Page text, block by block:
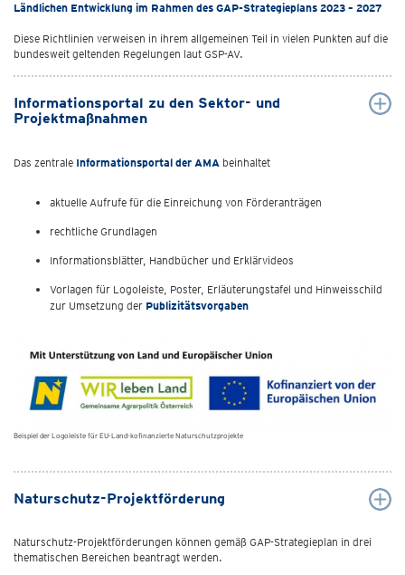
Ländlichen Entwicklung im Rahmen des GAP-Strategieplans 2023 – 2027
Diese Richtlinien verweisen in ihrem allgemeinen Teil in vielen Punkten auf die
bundesweit geltenden Regelungen laut GSP-AV.
Informationsportal zu den Sektor- und
Projektmaßnahmen
Das zentrale Informationsportal der AMA beinhaltet
aktuelle Aufrufe für die Einreichung von Förderanträgen
rechtliche Grundlagen
Informationsblätter, Handbücher und Erklärvideos
Vorlagen für Logoleiste, Poster, Erläuterungstafel und Hinweisschild
zur Umsetzung der Publizitätsvorgaben
Beispiel der Logoleiste für EU-Land-kofinanzierte Naturschutzprojekte
Naturschutz-Projektförderung
Naturschutz-Projektförderungen können gemäß GAP-Strategieplan in drei
thematischen Bereichen beantragt werden.